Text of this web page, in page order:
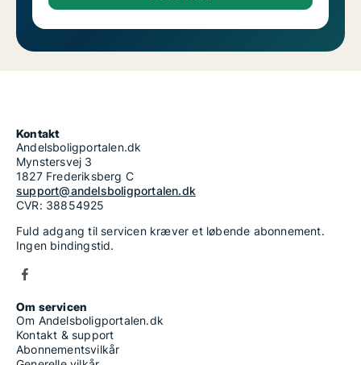
Kontakt
Andelsboligportalen.dk
Mynstersvej 3
1827 Frederiksberg C
support@andelsboligportalen.dk
CVR: 38854925
Fuld adgang til servicen kræver et løbende abonnement.
Ingen bindingstid.
Om servicen
Om Andelsboligportalen.dk
Kontakt & support
Abonnementsvilkår